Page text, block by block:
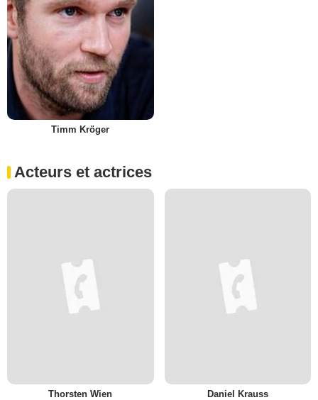
Timm Kröger
Acteurs et actrices
Thorsten Wien Daniel Krauss